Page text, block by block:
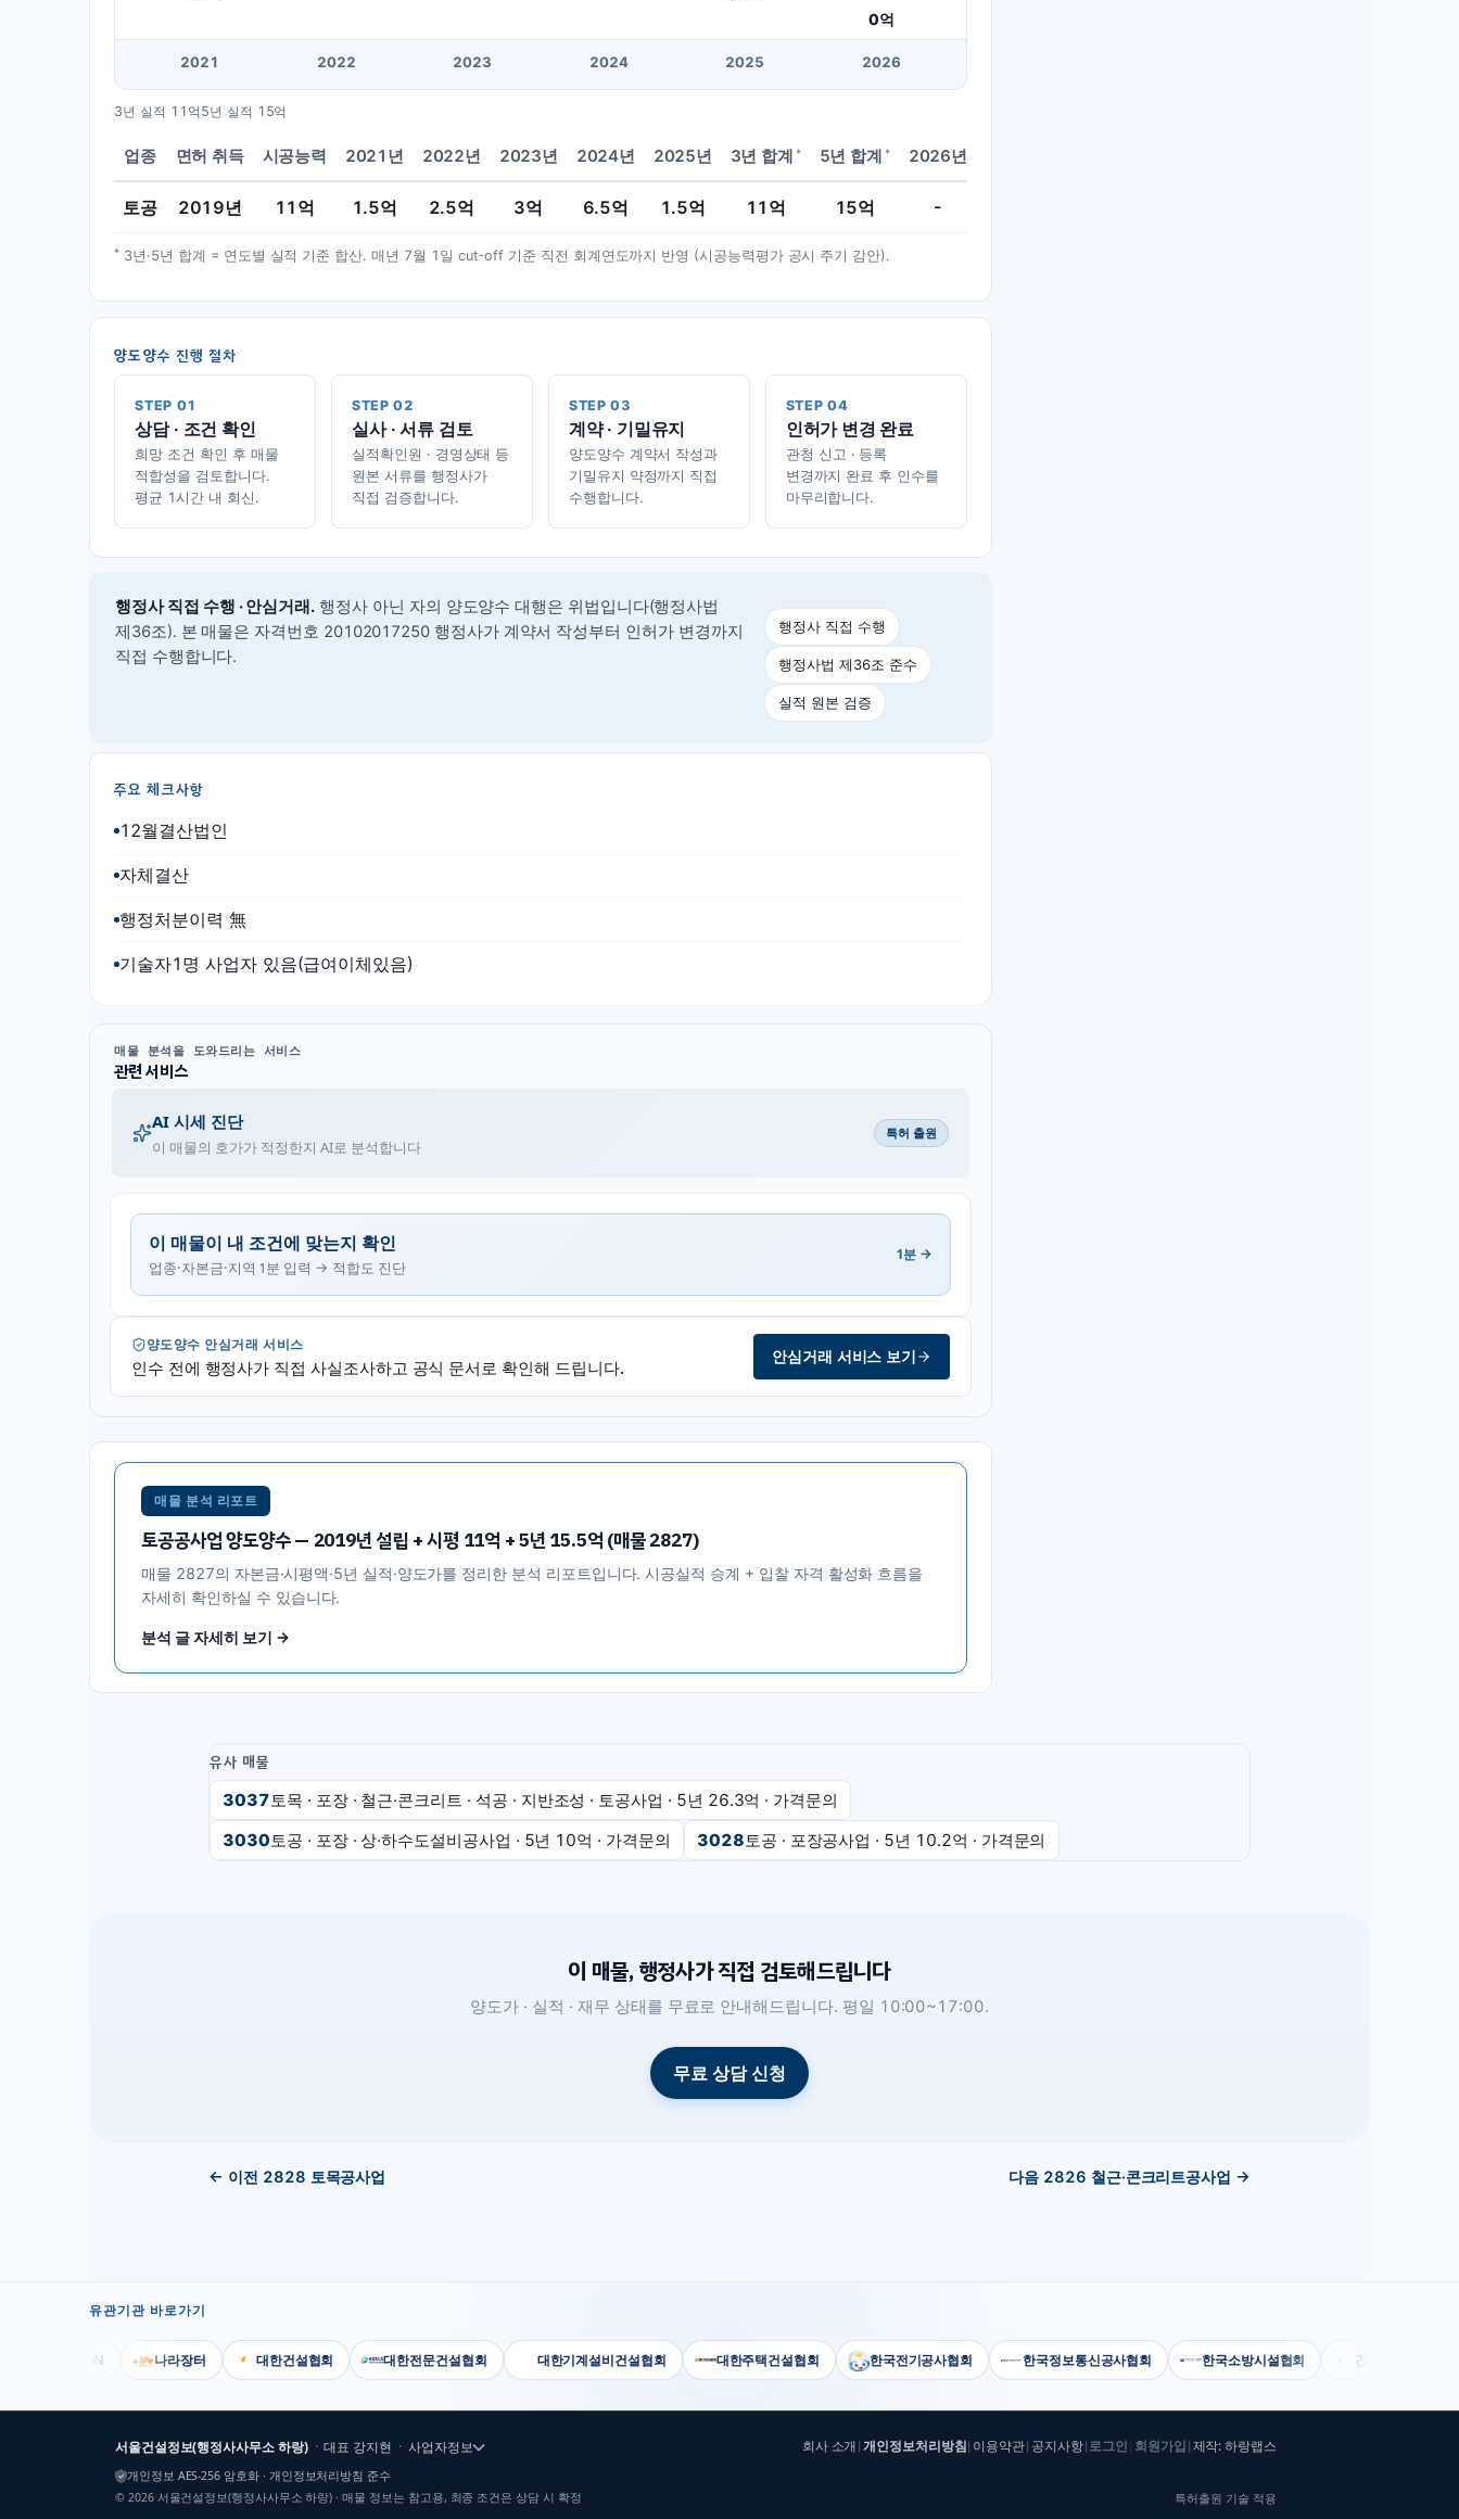
0억
2021 2022 2023 2024 2025 2026
3년 실적 11억 5년 실적 15억
업종 면허 취득 시공능력 2021년 2022년 2023년 2024년 2025년 3년 합계 * 5년 합계 * 2026년
토공 2019년 11 억 1.5억 2.5억 3억 6.5억 1.5억 11 억 15억 -
* 3년·5년 합계 = 연도별 실적 기준 합산. 매년 7월 1일 cut-off 기준 직전 회계연도까지 반영 (시공능력평가 공시 주기 감안).
양도양수 진행 절차
STEP 01
상담 · 조건 확인
희망 조건 확인 후 매물
적합성을 검토합니다.
평균 1시간 내 회신.
STEP 02
실사 · 서류 검토
실적확인원 · 경영상태 등
원본 서류를 행정사가
직접 검증합니다.
STEP 03
계약 · 기밀유지
양도양수 계약서 작성과
기밀유지 약정까지 직접
수행합니다.
STEP 04
인허가 변경 완료
관청 신고 · 등록
변경까지 완료 후 인수를
마무리합니다.
행정사 직접 수행 · 안심거래. 행정사 아닌 자의 양도양수 대행은 위법입니다(행정사법
제36조). 본 매물은 자격번호 20102017250 행정사가 계약서 작성부터 인허가 변경까지
직접 수행합니다.
행정사 직접 수행
행정사법 제36조 준수
실적 원본 검증
주요 체크사항
12월결산법인
자체결산
행정처분이력 無
기술자1명 사업자 있음(급여이체있음)
매물 분석을 도와드리는 서비스
관련 서비스
AI 시세 진단
이 매물의 호가가 적정한지 AI로 분석합니다
특허 출원
이 매물이 내 조건에 맞는지 확인
업종·자본금·지역 1분 입력 → 적합도 진단
1분 →
양도양수 안심거래 서비스
인수 전에 행정사가 직접 사실조사하고 공식 문서로 확인해 드립니다. 안심거래 서비스 보기
매물 분석 리포트
토공공사업 양도양수 — 2019년 설립 + 시평 11억 + 5년 15.5억 (매물 2827)
매물 2827의 자본금·시평액·5년 실적·양도가를 정리한 분석 리포트입니다. 시공실적 승계 + 입찰 자격 활성화 흐름을
자세히 확인하실 수 있습니다.
분석 글 자세히 보기 →
유사 매물
3037토목 · 포장 · 철근·콘크리트 · 석공 · 지반조성 · 토공사업 · 5년 26.3억 · 가격문의
3030토공 · 포장 · 상·하수도설비공사업 · 5년 10억 · 가격문의 3028토공 · 포장공사업 · 5년 10.2억 · 가격문의
이 매물, 행정사가 직접 검토해드립니다
양도가 · 실적 · 재무 상태를 무료로 안내해드립니다. 평일 10:00~17:00.
무료 상담 신청
← 이전 2828 토목공사업 다음 2826 철근·콘크리트공사업 →
유관기관 바로가기
나라장터 대한건설협회 대한전문건설협회 대한기계설비건설협회 대한주택건설협회 한국전기공사협회 한국정보통신공사협회 한국소방시설협회 건설공제조합
서울건설정보(행정사사무소 하랑) · 대표 강지현 · 사업자정보 회사 소개 |개인정보처리방침| 이용약관| 공지사항| 로그인 회원가입 | 제작: 하랑랩스
개인정보 AES-256 암호화 · 개인정보처리방침 준수
© 2026 서울건설정보(행정사사무소 하랑) · 매물 정보는 참고용, 최종 조건은 상담 시 확정 특허출원 기술 적용